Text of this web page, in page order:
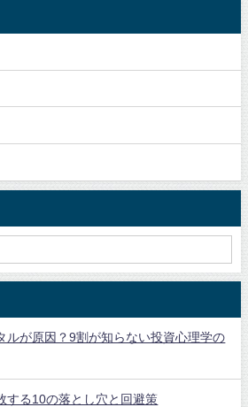
ルが原因？9割が知らない投資心理学の
する10の落とし穴と回避策